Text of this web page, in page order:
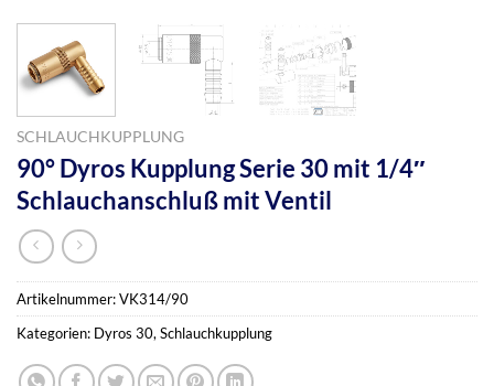
SCHLAUCHKUPPLUNG
90° Dyros Kupplung Serie 30 mit 1/4″
Schlauchanschluß mit Ventil
Artikelnummer:VK314/90
Kategorien: Dyros 30,Schlauchkupplung